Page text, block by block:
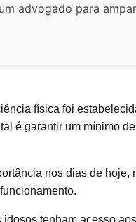
advogado para
física foi
é garantir um mínimo
nos dias de
tenham acesso